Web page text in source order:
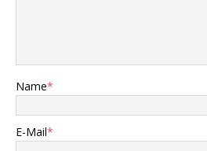
Name*
E-Mail*